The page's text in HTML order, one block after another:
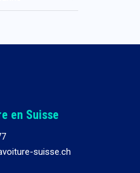
en Suisse
suisse.ch